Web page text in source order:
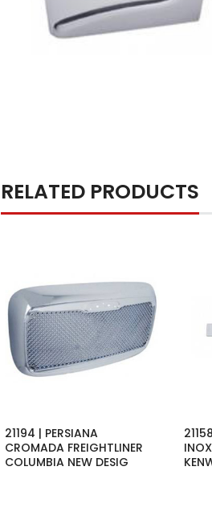
RELATED PRODUCTS
21194 | PERSIANA
CROMADA FREIGHTLINER
COLUMBIA NEW DESIG